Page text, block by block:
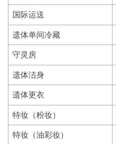
国际运送
遗体单间冷藏
守灵房
遗体洁身
遗体更衣
特妆（粉妆）
特妆（油彩妆）